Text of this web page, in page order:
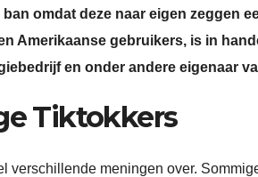
omdat deze naar eigen zeggen
Amerikaanse gebruikers, is in
en onder andere eigenaar
Tiktokkers
verschillende meningen over.